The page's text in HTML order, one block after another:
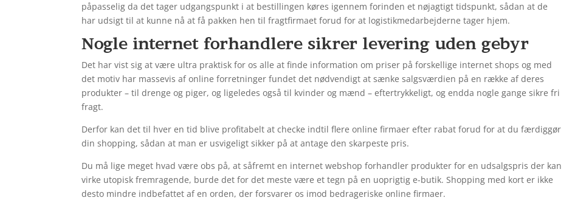
påpasselig da det tager udgangspunkt i at bestillingen køres igennem forinden et nøjagtigt tidspunkt, sådan at de
har udsigt til at kunne nå at få pakken hen til fragtfirmaet forud for at logistikmedarbejderne tager hjem.
Nogle internet forhandlere sikrer levering uden gebyr
Det har vist sig at være ultra praktisk for os alle at finde information om priser på forskellige internet shops og med
det motiv har massevis af online forretninger fundet det nødvendigt at sænke salgsværdien på en række af deres
produkter – til drenge og piger, og ligeledes også til kvinder og mænd – eftertrykkeligt, og endda nogle gange sikre fri
fragt.
Derfor kan det til hver en tid blive profitabelt at checke indtil flere online firmaer efter rabat forud for at du færdiggør
din shopping, sådan at man er usvigeligt sikker på at antage den skarpeste pris.
Du må lige meget hvad være obs på, at såfremt en internet webshop forhandler produkter for en udsalgspris der kan
virke utopisk fremragende, burde det for det meste være et tegn på en uoprigtig e-butik. Shopping med kort er ikke
desto mindre indbefattet af en orden, der forsvarer os imod bedrageriske online firmaer.